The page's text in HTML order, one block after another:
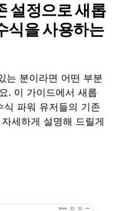
설정으로 새롭
식을 사용하는
는 분이라면 어떤 부분
. 이 가이드에서 새롭
파워 유저들의 기존
세하게 설명해 드릴게